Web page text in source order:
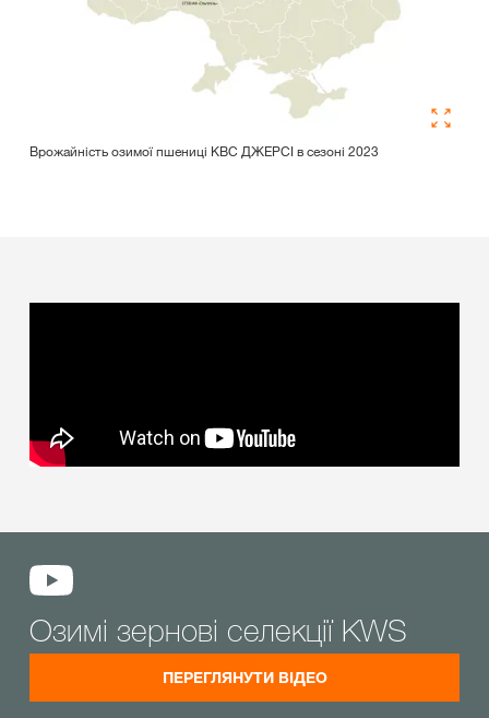
Врожайність озимої пшениці КВС ДЖЕРСІ в сезоні 2023
Озимі зернові селекції KWS
ПЕРЕГЛЯНУТИ ВІДЕО